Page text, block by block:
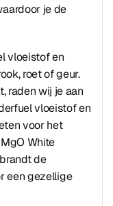
je de
vloeistof en
roet of geur.
raden wij je aan
vloeistof en
voor het
White
de
een gezellige